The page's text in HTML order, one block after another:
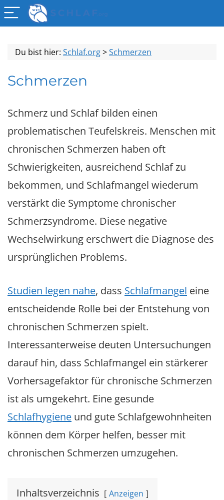
Du bist hier: Schlaf.org>Schmerzen
Schmerzen
Schmerz und Schlaf bilden einen
problematischen Teufelskreis. Menschen mit
chronischen Schmerzen haben oft
Schwierigkeiten, ausreichend Schlaf zu
bekommen, und Schlafmangel wiederum
verstärkt die Symptome chronischer
Schmerzsyndrome. Diese negative
Wechselwirkung erschwert die Diagnose des
ursprünglichen Problems.
Studien legen nahe, dass Schlafmangel eine
entscheidende Rolle bei der Entstehung von
chronischen Schmerzen spielt.
Interessanterweise deuten Untersuchungen
darauf hin, dass Schlafmangel ein stärkerer
Vorhersagefaktor für chronische Schmerzen
ist als umgekehrt. Eine gesunde
Schlafhygiene und gute Schlafgewohnheiten
können dem Körper helfen, besser mit
chronischen Schmerzen umzugehen.
Inhaltsverzeichnis Anzeigen